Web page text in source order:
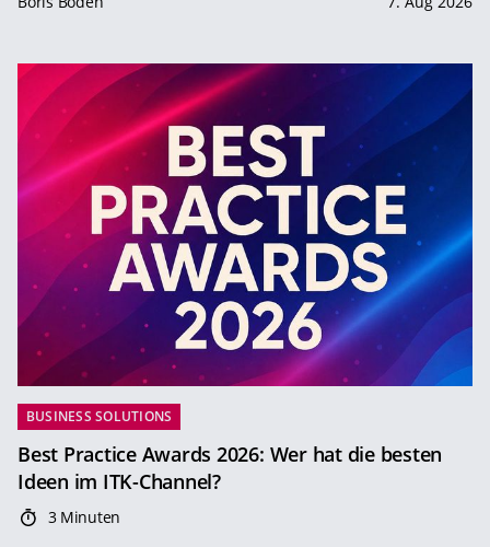
BUSINESS SOLUTIONS
Best Practice Awards 2026: Wer hat die besten
Ideen im ITK-Channel?
3 Minuten